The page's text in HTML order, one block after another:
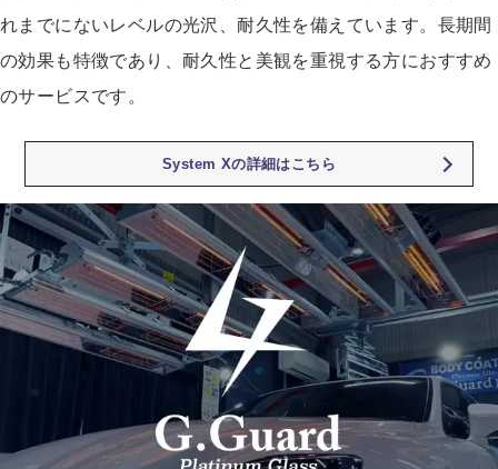
れまでにないレベルの光沢、耐久性を備えています。長期間
の効果も特徴であり、耐久性と美観を重視する方におすすめ
のサービスです。
System Xの詳細はこちら